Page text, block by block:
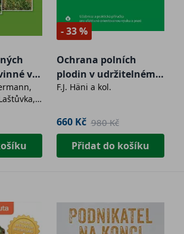
v
- 33 %
Ochrana polních
plodin v udržitelném
zemědělství
F.J. Häni a kol.
660 Kč 980 Kč
Přidat do košíku